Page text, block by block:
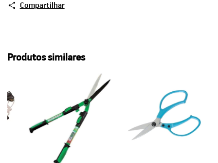
Compartilhar
Produtos similares